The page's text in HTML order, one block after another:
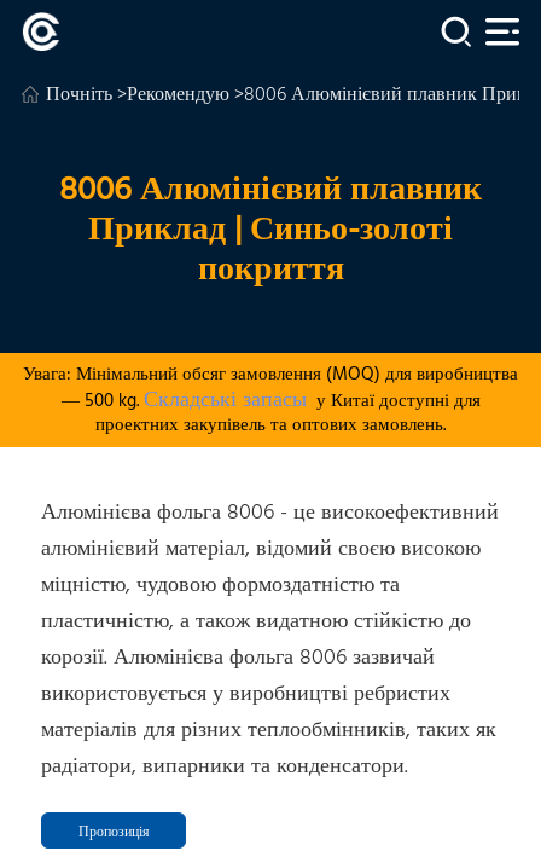
Почніть>Рекомендую>8006 Алюмінієвий плавник
8006 Алюмінієвий плавник
Приклад | Синьо-золоті
покриття
Увага: Мінімальний обсяг замовлення (MOQ) для виробництва
— 500 kg.Складські запасыу Китаї доступні для
проектних закупівель та оптових замовлень.
Алюмінієва фольга 8006 - це високоефективний
алюмінієвий матеріал, відомий своєю високою
міцністю, чудовою формоздатністю та
пластичністю, а також видатною стійкістю до
корозії. Алюмінієва фольга 8006 зазвичай
використовується у виробництві ребристих
матеріалів для різних теплообмінників, таких як
радіатори, випарники та конденсатори.
Пропозиція